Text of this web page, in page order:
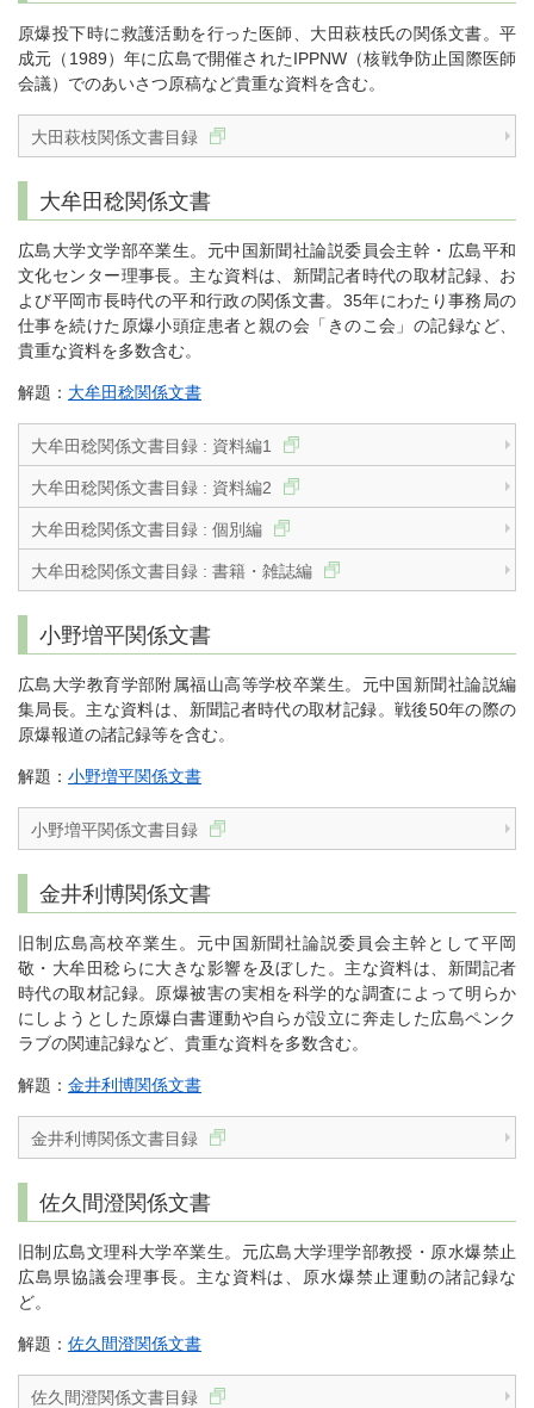
原爆投下時に救護活動を行った医師、大田萩枝氏の関係文書。平
成元（1989）年に広島で開催されたIPPNW（核戦争防止国際医師
会議）でのあいさつ原稿など貴重な資料を含む。
大田萩枝関係文書目録
大牟田稔関係文書
広島大学文学部卒業生。元中国新聞社論説委員会主幹・広島平和
文化センター理事長。主な資料は、新聞記者時代の取材記録、お
よび平岡市長時代の平和行政の関係文書。35年にわたり事務局の
仕事を続けた原爆小頭症患者と親の会「きのこ会」の記録など、
貴重な資料を多数含む。
解題： 大牟田稔関係文書
大牟田稔関係文書目録 : 資料編1
大牟田稔関係文書目録 : 資料編2
大牟田稔関係文書目録 : 個別編
大牟田稔関係文書目録 : 書籍・雑誌編
小野増平関係文書
広島大学教育学部附属福山高等学校卒業生。元中国新聞社論説編
集局長。主な資料は、新聞記者時代の取材記録。戦後50年の際の
原爆報道の諸記録等を含む。
解題： 小野増平関係文書
小野増平関係文書目録
金井利博関係文書
旧制広島高校卒業生。元中国新聞社論説委員会主幹として平岡
敬・大牟田稔らに大きな影響を及ぼした。主な資料は、新聞記者
時代の取材記録。原爆被害の実相を科学的な調査によって明らか
にしようとした原爆白書運動や自らが設立に奔走した広島ペンク
ラブの関連記録など、貴重な資料を多数含む。
解題： 金井利博関係文書
金井利博関係文書目録
佐久間澄関係文書
旧制広島文理科大学卒業生。元広島大学理学部教授・原水爆禁止
広島県協議会理事長。主な資料は、原水爆禁止運動の諸記録な
ど。
解題： 佐久間澄関係文書
佐久間澄関係文書目録